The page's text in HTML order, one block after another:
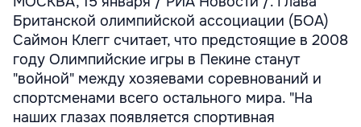
Британской олимпийской ассоциации (БОА)
Саймон Клегг считает, что предстоящие в 2008
году Олимпийские игры в Пекине станут
"войной" между хозяевами соревнований и
спортсменами всего остального мира. "На
наших глазах появляется спортивная